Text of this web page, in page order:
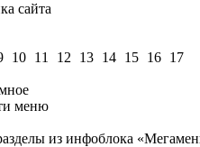
сайта
10 11 12 13 14 15 16 17
меню
из инфоблока